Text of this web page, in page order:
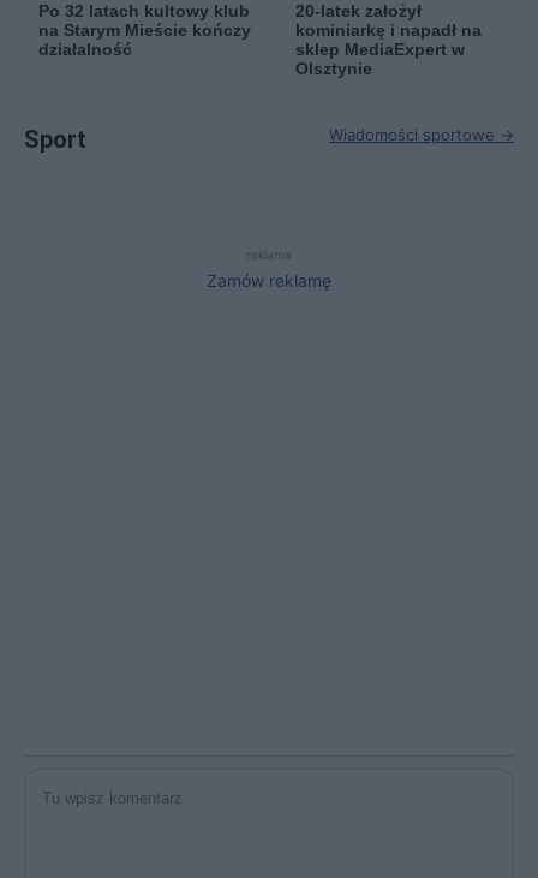
Po 32 latach kultowy klub
na Starym Mieście kończy
działalność
20-latek założył
kominiarkę i napadł na
sklep MediaExpert w
Olsztynie
Sport Wiadomości sportowe →
reklama
Zamów reklamę